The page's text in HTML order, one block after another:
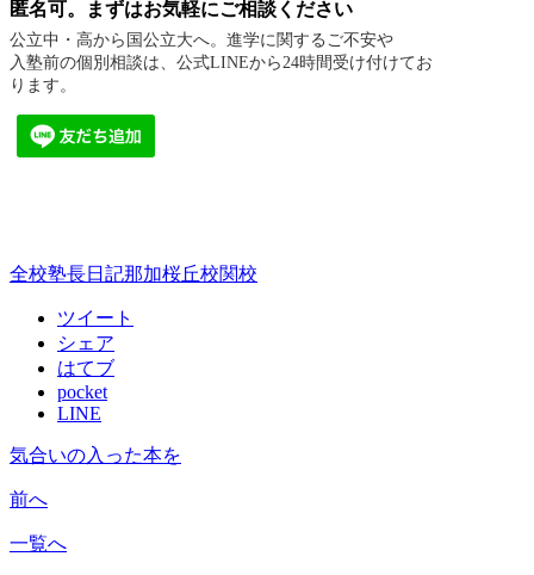
匿名可。まずはお気軽にご相談ください
公立中・高から国公立大へ。進学に関するご不安や
入塾前の個別相談は、公式LINEから24時間受け付けてお
ります。
全校塾長日記那加桜丘校関校
ツイート
シェア
はてブ
pocket
LINE
気合いの入った本を
前へ
一覧へ